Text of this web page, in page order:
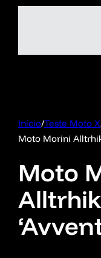
Início/Teste Moto X
Moto Morini
Moto